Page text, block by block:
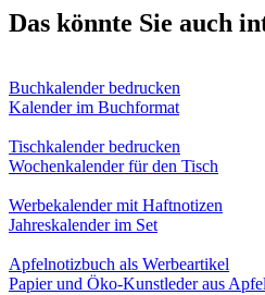
Das könnte Sie auch
Buchkalender bedrucken
Kalender im Buchformat
Tischkalender bedrucken
Wochenkalender für den Tisch
Werbekalender mit Haftnotizen
Jahreskalender im Set
Apfelnotizbuch als Werbeartikel
Papier und Öko-Kunstleder aus